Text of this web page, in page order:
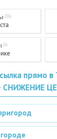
206
26
прямо в
СНИЖЕНИЕ